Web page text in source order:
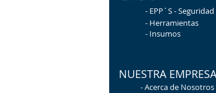
- EPP´S - Seguridad
- Herramientas
- Insumos
NUESTRA EMPRESA
-Acerca de Nosotros